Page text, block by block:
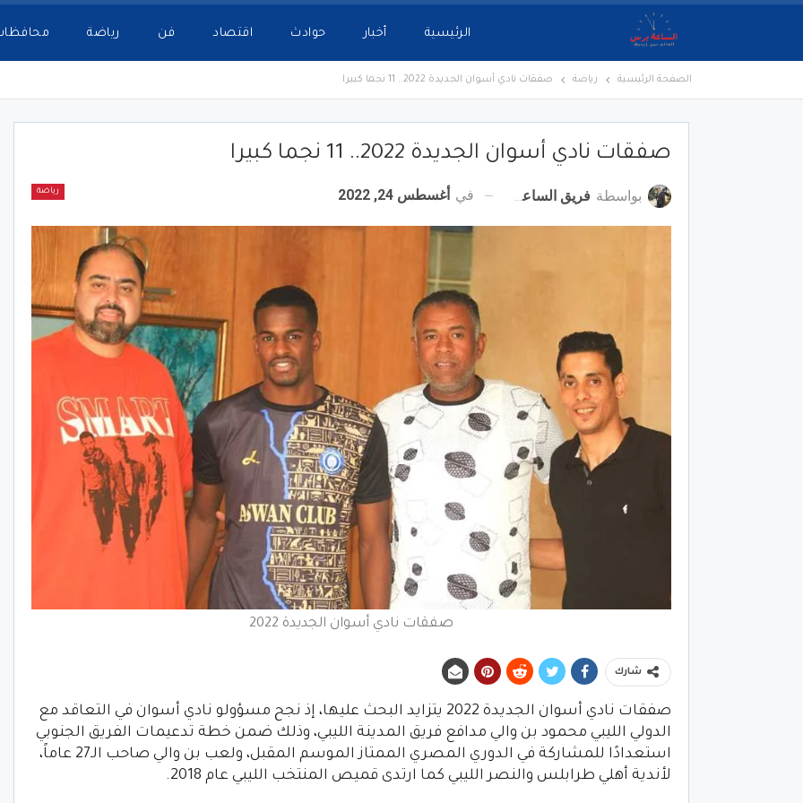
الرئيسية أخبار حوادث اقتصاد فن رياضة
الصفحة الرئيسية رياضة صفقات نادي أسوان الجديدة 2022.. 11 نجما كبيرا
صفقات نادي أسوان الجديدة 2022.. 11 نجما كبيرا
رياضة بواسطة فريق الساعة برس في أغسطس 24, 2022
صفقات نادي أسوان الجديدة 2022
شارك
صفقات نادي أسوان الجديدة 2022 يتزايد البحث عليها، إذ نجح مسؤولو نادي أسوان في التعاقد مع
الدولي الليبي محمود بن والي مدافع فريق المدينة الليبي، وذلك ضمن خطة تدعيمات الفريق الجنوبي
استعدادًا للمشاركة في الدوري المصري الممتاز الموسم المقبل، ولعب بن والي صاحب الـ27 عاماً،
لأندية أهلي طرابلس والنصر الليبي كما ارتدى قميص المنتخب الليبي عام 2018.